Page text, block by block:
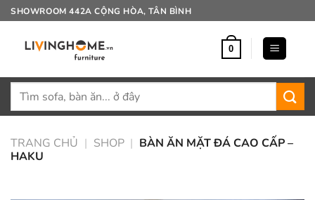
Bỏ
qua
SHOWROOM 442A CỘNG HÒA, TÂN BÌNH
0
Tìm
TRANG CHỦ | SHOP | BÀN ĂN MẶT ĐÁ CAO CẤP –
HAKU